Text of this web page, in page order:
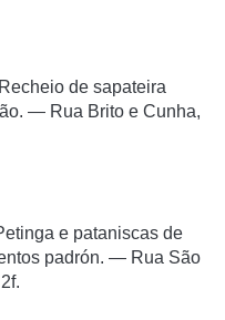
de sapateira
— Rua Brito e Cunha,
e pataniscas de
padrón. — Rua São